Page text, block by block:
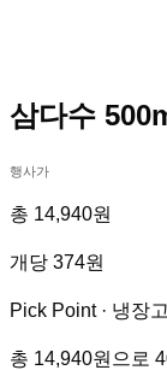
삼다수
행사가
총 14,940원
개당 374원
Pick Point · 냉장
총 14,940원으로